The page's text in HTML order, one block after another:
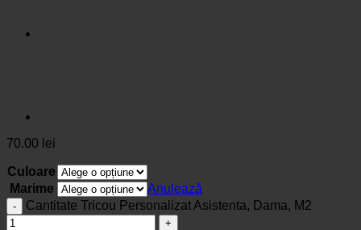
70.00 lei
Culoare
Marime
Anulează
Cantitate Tricou Personalizat Asistenta, Dama, M2